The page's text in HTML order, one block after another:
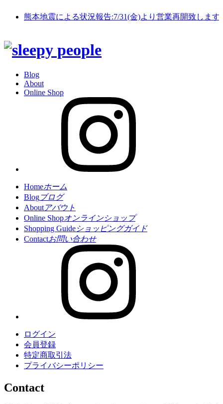
熊本地震による状況報告:7/31(金)より営業再開致します
Blog
About
Online Shop
Homeホーム
Blogブログ
About アバウト
Online Shopオンラインショップ
Shopping Guideショッピングガイド
Contactお問い合わせ
ログイン
会員登録
特定商取引法
プライバシーポリシー
Contact